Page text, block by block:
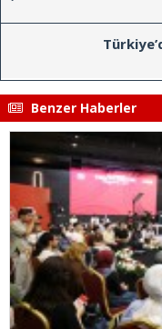
Benzer Haberler